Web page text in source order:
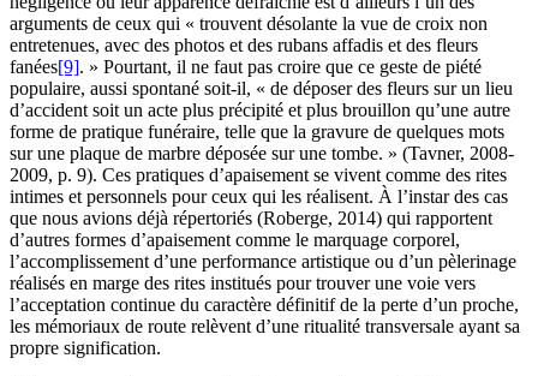
arguments de ceux qui « trouvent désolante la vue de croix non
entretenues, avec des photos et des rubans affadis et des fleurs
fanées[9]. » Pourtant, il ne faut pas croire que ce geste de piété
populaire, aussi spontané soit-il, « de déposer des fleurs sur un lieu
d’accident soit un acte plus précipité et plus brouillon qu’une autre
forme de pratique funéraire, telle que la gravure de quelques mots
sur une plaque de marbre déposée sur une tombe. » (Tavner, 2008-
2009, p. 9). Ces pratiques d’apaisement se vivent comme des rites
intimes et personnels pour ceux qui les réalisent. À l’instar des cas
que nous avions déjà répertoriés (Roberge, 2014) qui rapportent
d’autres formes d’apaisement comme le marquage corporel,
l’accomplissement d’une performance artistique ou d’un pèlerinage
réalisés en marge des rites institués pour trouver une voie vers
l’acceptation continue du caractère définitif de la perte d’un proche,
les mémoriaux de route relèvent d’une ritualité transversale ayant sa
propre signification.